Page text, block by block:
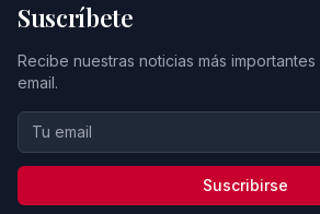
Suscríbete
Recibe nuestras noticias más
email.
Suscribirse